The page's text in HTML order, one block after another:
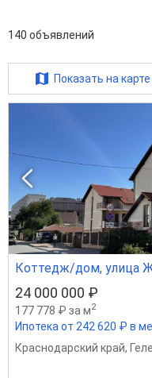
140 объявлений
Показать на карте
Коттедж/дом, улица
24 000 000 ₽
177 778 ₽ за м2
Ипотека от 242 620 ₽ в
Краснодарский край,